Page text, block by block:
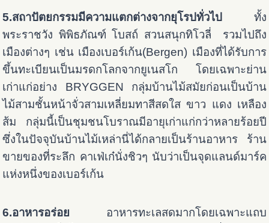
5.สถาปัตยกรรมมีความแตกต่างจากยุโรปทั่วไป ทั้ง
พระราชวัง พิพิธภัณฑ์ โบสถ์ สวนสนุกทิโวลี่ รวมไปถึง
เมืองต่างๆ เช่น เมืองเบอร์เก้น(Bergen) เมืองที่ได้รับการ
ขึ้นทะเบียนเป็นมรดกโลกจากยูเนสโก โดยเฉพาะย่าน
เก่าแก่อย่าง BRYGGEN กลุ่มบ้านไม้สมัยก่อนเป็นบ้าน
ไม้สามชั้นหน้าจั่วสามเหลี่ยมทาสีสดใส ขาว แดง เหลือง
ส้ม กลุ่มนี้เป็นชุมชนโบราณมีอายุเก่าแก่กว่าหลายร้อยปี
ซึ่งในปัจจุบันบ้านไม้เหล่านี่ได้กลายเป็นร้านอาหาร ร้าน
ขายของที่ระลึก คาเฟ่เก๋นั่งชิวๆ นับว่าเป็นจุดแลนด์มาร์ค
แห่งหนึ่งของเบอร์เก้น
6.อาหารอร่อย อาหารทะเลสดมากโดยเฉพาะแถบ